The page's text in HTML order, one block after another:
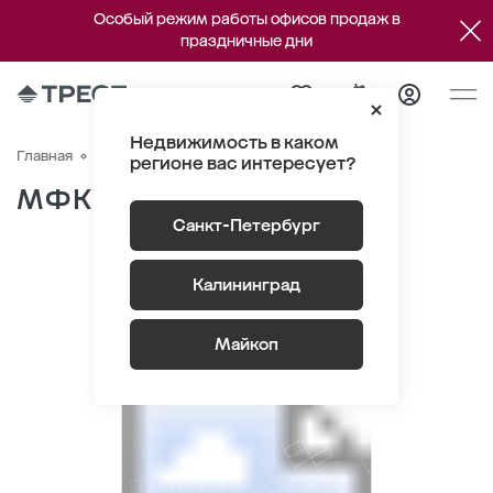
Особый режим работы офисов продаж в
праздничные дни
Недвижимость в каком
регионе вас интересует?
Санкт-Петербург
Калининград
Майкоп
Главная
МФК GRANI
-1 -2